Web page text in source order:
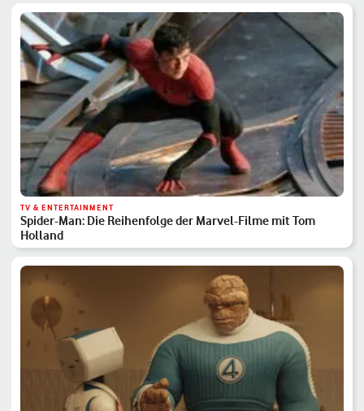
TV & ENTERTAINMENT
Spider-Man: Die Reihenfolge der Marvel-Filme mit Tom
Holland